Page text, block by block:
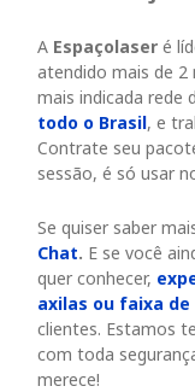
A Espaçolaseré
atendido mais de 2
mais indicada rede
todo o Brasil, e
Contrate seu
sessão, é só usar
Se quiser saber
Chat. E se você
quer conhecer,
axilas ou faixa de
clientes. Estamos
com toda
merece!